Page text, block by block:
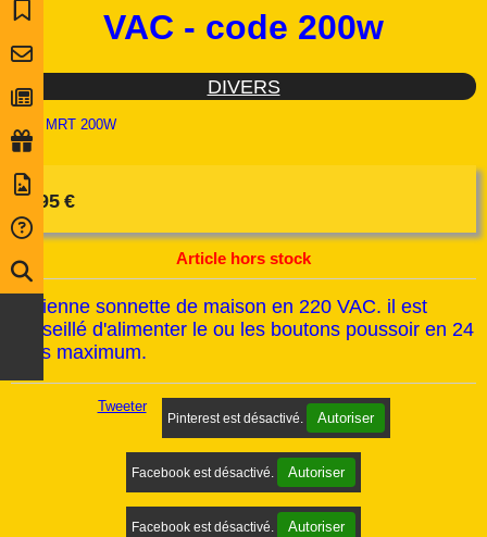
VAC - code 200w
DIVERS
MRT 200W
8,95 €
Article hors stock
ancienne sonnette de maison en 220 VAC. il est
conseillé d'alimenter le ou les boutons poussoir en 24
volts maximum.
Tweeter
Pinterest est désactivé. Autoriser
Facebook est désactivé. Autoriser
Facebook est désactivé. Autoriser